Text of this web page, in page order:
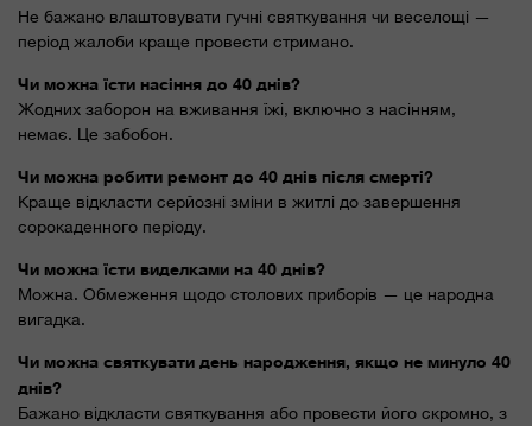
Не бажано влаштовувати гучні святкування чи веселощі —
період жалоби краще провести стримано.
Чи можна їсти насіння до 40 днів?
Жодних заборон на вживання їжі, включно з насінням,
немає. Це забобон.
Чи можна робити ремонт до 40 днів після смерті?
Краще відкласти серйозні зміни в житлі до завершення
сорокаденного періоду.
Чи можна їсти виделками на 40 днів?
Можна. Обмеження щодо столових приборів — це народна
вигадка.
Чи можна святкувати день народження, якщо не минуло 40
днів?
Бажано відкласти святкування або провести його скромно, з